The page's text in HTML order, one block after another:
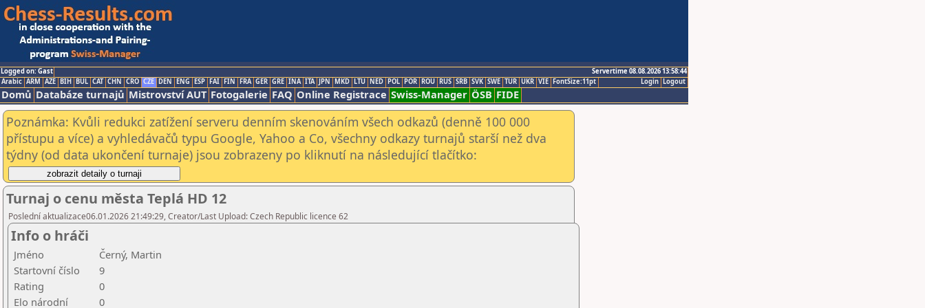
Logged on: Gast
Servertime 08.08.2026 13:58:44
Logout
Login
Arabic ARM AZE BIH BUL CAT CHN CRO CZE DEN ENG ESP FAI FIN FRA GER GRE INA ITA JPN MKD LTU NED POL POR ROU RUS SRB SVK SWE TUR UKR VIE FontSize:11pt
Domů Databáze turnajů Mistrovství AUT Fotogalerie FAQ Online Registrace Swiss-Manager ÖSB FIDE
Poznámka: Kvůli redukci zatížení serveru denním skenováním všech odkazů (denně 100 000
přístupu a více) a vyhledávačů typu Google, Yahoo a Co, všechny odkazy turnajů starší než dva
týdny (od data ukončení turnaje) jsou zobrazeny po kliknutí na následující tlačítko:
Turnaj o cenu města Teplá HD 12
Poslední aktualizace06.01.2026 21:49:29, Creator/Last Upload: Czech Republic licence 62
Info o hráči
Jméno
Černý, Martin
Startovní číslo
9
Rating
0
Elo národní
0